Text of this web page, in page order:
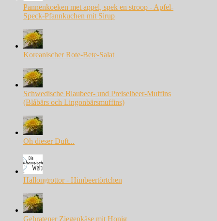
Pannenkoeken met appel, spek en stroop - Apfel-
Speck-Pfannkuchen mit Sirup
Koreanischer Rote-Bete-Salat
Schwedische Blaubeer- und Preiselbeer-Muffins
(Blåbärs och Lingonbärsmuffins)
Oh dieser Duft...
Hallongrottor - Himbeertörtchen
Gebratener Ziegenkäse mit Honig